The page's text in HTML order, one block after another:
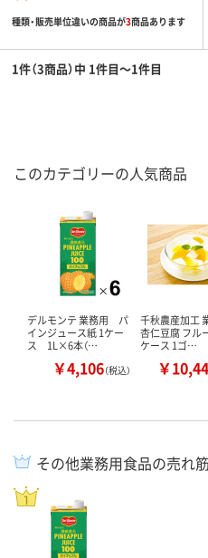
種類・販売単位違いの商品が3商品あります
1件（3商品）中 1件目～1件目
このカテゴリーの人気商品
デルモンテ 業務用 パ
インジュース紙 1ケー
ス 1L×6本（…
￥4,106（税込）
千秋農産加工
杏仁豆腐 フル
ケース 1ゴ…
￥
その他業務用食品の売れ